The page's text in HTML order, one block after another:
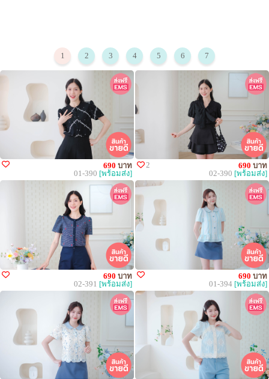
1 2 3 4 5 6 7
690 บาท
01-390 [พร้อมส่ง]
2 690 บาท
02-390 [พร้อมส่ง]
690 บาท
02-391 [พร้อมส่ง]
690 บาท
01-394 [พร้อมส่ง]